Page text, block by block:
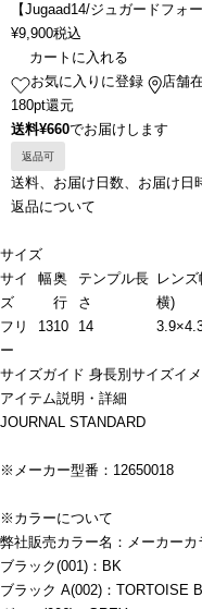
【Jugaad14/ジュガードフォ
¥9,900税込
カートに入れる
お気に入りに登録
店舗
180pt還元
送料¥660でお届けします
返品可
送料、お届け日数、お届け日
返品について
サイズ
サイ
ズ
幅奥
行
テンプル長
さ
レン
横)
フリ
ー
1310 14
サイズガイド 身長別サイズイ
アイテム説明・詳細
JOURNAL STANDARD
※メーカー型番：12650018
※カラーについて
弊社販売カラー名：メーカーカ
ブラック(001)：BK
ブラック A(002)：TORTOISE